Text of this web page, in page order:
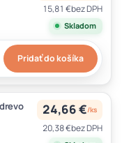
15,81 €bez DPH
Skladom
Pridať do košíka
24,66 €/ks
20,38 €bez DPH